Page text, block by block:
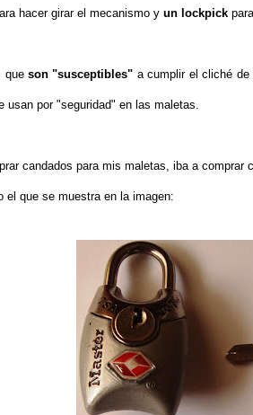
hacer girar el mecanismo yun lockpick
que son "susceptibles" a cumplir el cliché
usan por "seguridad" en las maletas.
candados para mis maletas, iba a comprar
el que se muestra en la imagen: